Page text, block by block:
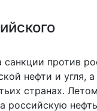
против
нефти и угля,
странах.
российскую